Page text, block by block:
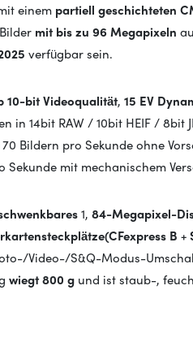
einem partiell geschichteten
mit bis zu 96 Megapixeln
verfügbar sein.
10-bitVideoqualität, 15 EV
in 14bit RAW / 10bit HEIF / 8bit
Bildern pro Sekunde ohne
mit mechanischem
1, 84-Megapixel-
(CFexpress B +
Video-/S&Q-Modus-
wiegt 800 g und ist staub-,